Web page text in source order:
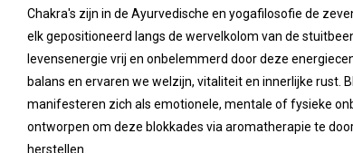
Chakra's zijn in de Ayurvedische en yogafilosofie de
elk gepositioneerd langs de wervelkolom van de
levensenergie vrij en onbelemmerd door deze
balans en ervaren we welzijn, vitaliteit en innerlijke rust.
manifesteren zich als emotionele, mentale of fysieke
ontworpen om deze blokkades via aromatherapie te
herstellen.